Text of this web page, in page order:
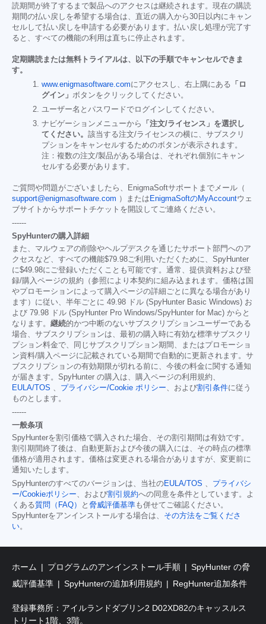
読期間が終了するまで製品へのアクセスは継続されます。現在の購読
期間の払い戻しを希望する場合は、直近の購入から30日以内にキャン
セルして払い戻しを申請する必要があります。払い戻し処理が完了す
ると、すべての機能の利用は直ちに停止されます。
定期購読または無料トライアルは、以下の手順でキャンセルできま
す。
www.enigmasoftware.comにアクセスし、右上隅にある 「ロ
グイン」 ボタンをクリックしてください。
ユーザー名とパスワードでログインしてください。
ナビゲーションメニューから
「注文/ライセンス」を選択し
てください。 該当する注文/ライセンスの横に、サブスクリ
プションをキャンセルするためのボタンが表示されます。
注：複数の注文/製品がある場合は、それぞれ個別にキャン
セルする必要があります。
ご質問や問題がございましたら、EnigmaSoftサポートまでメール（
support@enigmasoftware.com ）または EnigmaSoftのMyAccountウェ
ブサイトからサポートチケットを開設してご連絡ください。
------
SpyHunterの購入詳細
また、マルウェアの削除やヘルプデスクを通じたサポート部門へのア
クセスなど、すべての機能$79.98ご利用いただくために、SpyHunter
に$49.98にご登録いただくことも可能です。通常、提供資料および登
録/購入ページの規約（参照により本契約に組み込まれます。価格は国
やプロモーションによって購入ページの詳細ごとに異なる場合があり
ます）に従い、半年ごとに 49.98 ドル (SpyHunter Basic Windows) お
よび 79.98 ドル (SpyHunter Pro Windows/SpyHunter for Mac) からと
なります。 継続的かつ中断のないサブスクリプションユーザーである
場合、サブスクリプションは、最初の購入時に有効な標準サブスクリ
プション料金で、同じサブスクリプション期間、またはプロモーショ
ン資料/購入ページに記載されている期間で自動的に更新されます。サ
ブスクリプションの有効期限が切れる前に、今後の料金に関する通知
が届きます。SpyHunter の購入は、購入ページの利用規約、
EULA/TOS 、 プライバシー/Cookie ポリシー、および割引条件に従う
ものとします。
------
一般条項
SpyHunterを割引価格で購入された場合、その割引期間は有効です。
割引期間終了後は、自動更新および今後の購入には、その時点の標準
価格が適用されます。価格は変更される場合がありますが、変更前に
通知いたします。
SpyHunterのすべてのバージョンは、当社のEULA/TOS 、 プライバシ
ー/Cookieポリシー、および割引規約への同意を条件としています。よ
くある質問（FAQ） と 脅威評価基準も併せてご確認ください。
SpyHunterをアンインストールする場合は、 その方法をご覧くださ
い。
ホーム プログラムのアンインストール手順
SpyHunter の脅
威評価基準
SpyHunterの追加利用規約 RegHunter追加条件
登録事務所：アイルランドダブリン2 D02XD82のキャッスルス
トリート1階、3階。